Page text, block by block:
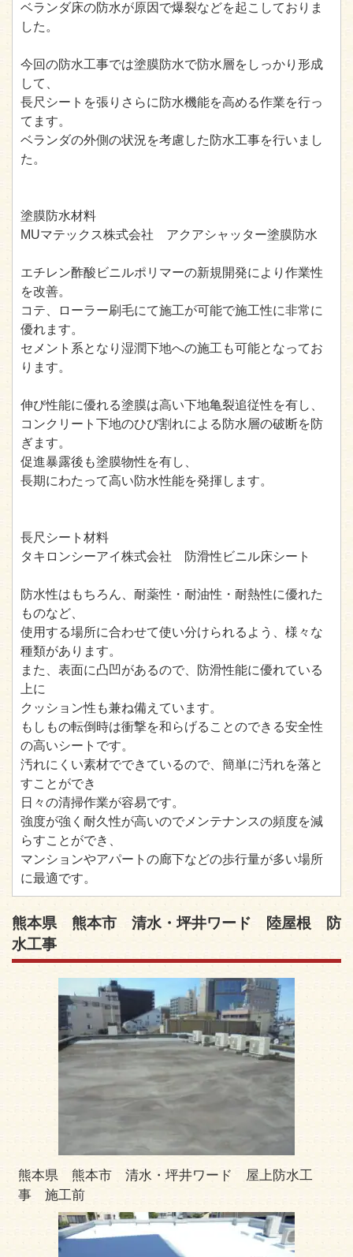
ベランダ床の防水が原因で爆裂などを起こしておりま
した。
今回の防水工事では塗膜防水で防水層をしっかり形成
して、
長尺シートを張りさらに防水機能を高める作業を行っ
てます。
ベランダの外側の状況を考慮した防水工事を行いまし
た。
塗膜防水材料
MUマテックス株式会社 アクアシャッター塗膜防水
エチレン酢酸ビニルポリマーの新規開発により作業性
を改善。
コテ、ローラー刷毛にて施工が可能で施工性に非常に
優れます。
セメント系となり湿潤下地への施工も可能となってお
ります。
伸び性能に優れる塗膜は高い下地亀裂追従性を有し、
コンクリート下地のひび割れによる防水層の破断を防
ぎます。
促進暴露後も塗膜物性を有し、
長期にわたって高い防水性能を発揮します。
長尺シート材料
タキロンシーアイ株式会社 防滑性ビニル床シート
防水性はもちろん、耐薬性・耐油性・耐熱性に優れた
ものなど、
使用する場所に合わせて使い分けられるよう、様々な
種類があります。
また、表面に凸凹があるので、防滑性能に優れている
上に
クッション性も兼ね備えています。
もしもの転倒時は衝撃を和らげることのできる安全性
の高いシートです。
汚れにくい素材でできているので、簡単に汚れを落と
すことができ
日々の清掃作業が容易です。
強度が強く耐久性が高いのでメンテナンスの頻度を減
らすことができ、
マンションやアパートの廊下などの歩行量が多い場所
に最適です。
熊本県 熊本市 清水・坪井ワード 陸屋根 防
水工事
熊本県 熊本市 清水・坪井ワード 屋上防水工
事 施工前